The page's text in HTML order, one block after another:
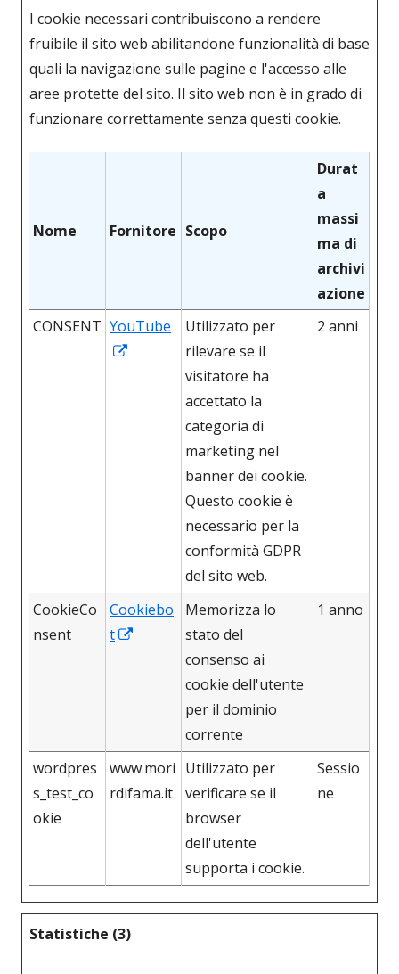
finestra
I cookie necessari contribuiscono a rendere
fruibile il sito web abilitandone funzionalità di base
quali la navigazione sulle pagine e l'accesso alle
aree protette del sito. Il sito web non è in grado di
funzionare correttamente senza questi cookie.
Nome Fornitore Scopo
Durat
a
massi
ma di
archivi
azione
CONSENT YouTube
Utilizzato per
rilevare se il
visitatore ha
accettato la
categoria di
marketing nel
banner dei cookie.
Questo cookie è
necessario per la
conformità GDPR
del sito web.
2 anni
CookieCo
nsent
Cookiebo
t
Memorizza lo
stato del
consenso ai
cookie dell'utente
per il dominio
corrente
1 anno
wordpres
s_test_co
okie
www.mori
rdifama.it
Utilizzato per
verificare se il
browser
dell'utente
supporta i cookie.
Sessio
ne
Statistiche (3)